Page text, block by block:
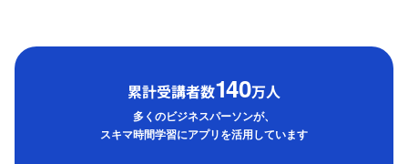
累計受講者数140万人
多くのビジネスパーソンが、
スキマ時間学習にアプリを活用しています